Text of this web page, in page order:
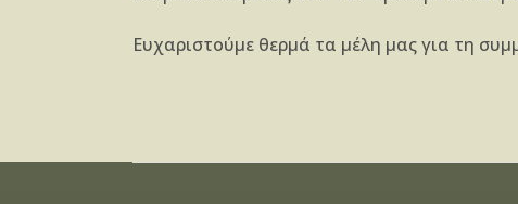
Ευχαριστούμε θερμά τα μέλη μας για τη